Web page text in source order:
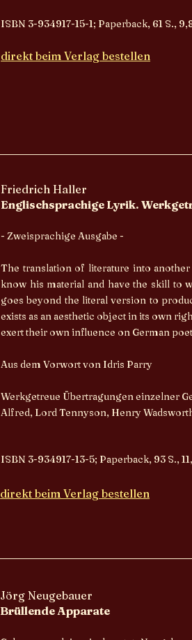
ISBN 3-934917-15-1; Paperback, 61 S.,
direkt beim Verlag bestellen
Friedrich Haller
Englischsprachige Lyrik.
- Zweisprachige Ausgabe -
The translation of literature into
know his material and have the skill to
goes beyond the literal version to
exists as an aesthetic object in its own
exert their own influence on German
Aus dem Vorwort von Idris Parry
Werkgetreue Übertragungen einzelner
Alfred, Lord Tennyson, Henry
ISBN 3-934917-13-5; Paperback, 93 S.,
direkt beim Verlag bestellen
Jörg Neugebauer
Brüllende Apparate